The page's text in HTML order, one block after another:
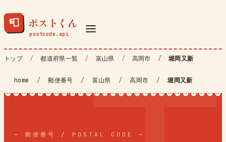
📮 ポストくん
トップ 都道府県一覧 富山県 高岡市 堀岡又新
home / 郵便番号 / 富山県 / 高岡市 / 堀岡又新
— 郵便番号 / POSTAL CODE —